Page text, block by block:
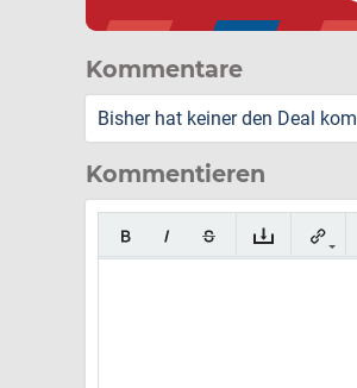
Kommentare
Bisher hat keiner den Deal
Kommentieren